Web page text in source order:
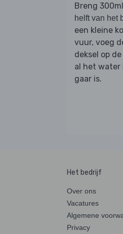
Breng
helft van het
een kleine
vuur, voeg
deksel op
al het water
gaar is.
Het bedrijf
Over ons
Vacatures
Algemene
Privacy